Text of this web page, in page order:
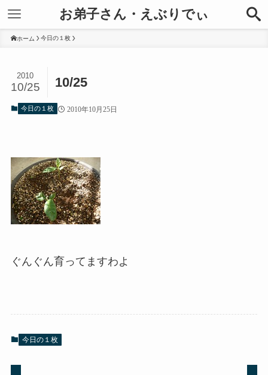
お弟子さん・えぶりでぃ
ホーム 今日の１枚
10/25
2010
10/25
今日の１枚 2010年10月25日
ぐんぐん育ってますわよ
今日の１枚